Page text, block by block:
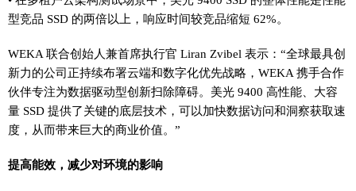
型竞品 SSD 的两倍以上，响应时间较竞品缩短 62%。
WEKA 联合创始人兼首席执行官 Liran Zvibel 表示：“全球最具创
新力的公司正持续布署云端和数字化优先战略，WEKA 携手合作
伙伴专注为数据驱动型创新扫除障碍。美光 9400 高性能、大容
量 SSD 提供了关键的底层技术，可以加快数据访问和洞察获取速
度，从而带来巨大的商业价值。”
提高能效，减少对环境的影响